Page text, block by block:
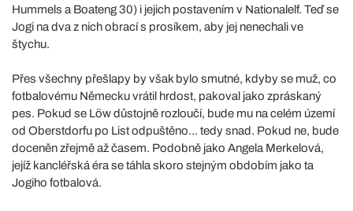
Hummels a Boateng 30) i jejich postavením v Nationalelf. Teď se
Jogi na dva z nich obrací s prosíkem, aby jej nenechali ve
štychu.
Přes všechny přešlapy by však bylo smutné, kdyby se muž, co
fotbalovému Německu vrátil hrdost, pakoval jako zpráskaný
pes. Pokud se Löw důstojně rozloučí, bude mu na celém území
od Oberstdorfu po List odpuštěno... tedy snad. Pokud ne, bude
doceněn zřejmě až časem. Podobně jako Angela Merkelová,
jejíž kancléřská éra se táhla skoro stejným obdobím jako ta
Jogiho fotbalová.